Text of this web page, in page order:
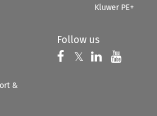
Kluwer PE+
&
Follow us
Follow us on
𝕏 Follow us on
Follow us